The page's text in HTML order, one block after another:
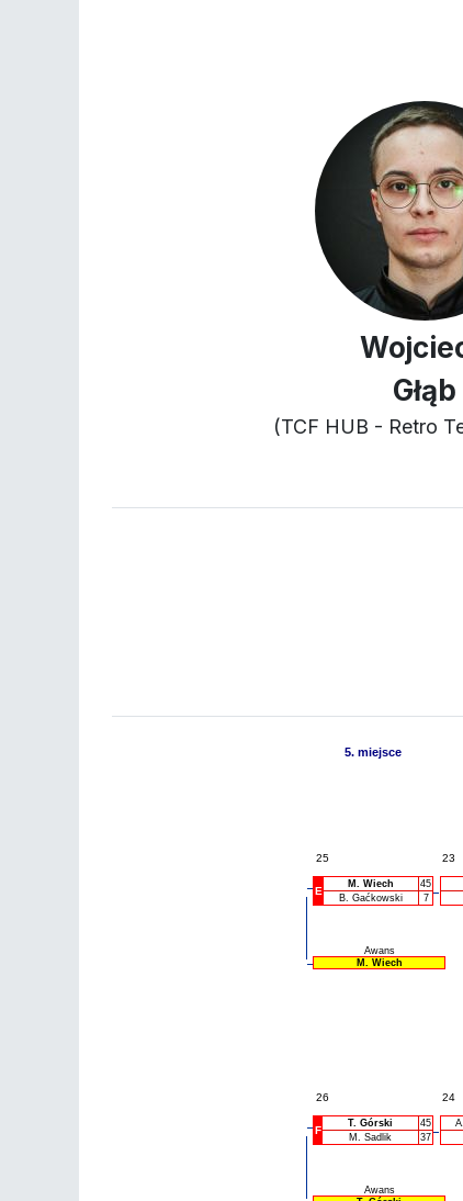
Głąb
(TCF HUB - Retro
5. miejsce
25 23
E
M. Wiech
45
B. Gaćkowski
7
Awans
M. Wiech
26 24
F
T. Górski
45
M. Sadlik
37
Awans